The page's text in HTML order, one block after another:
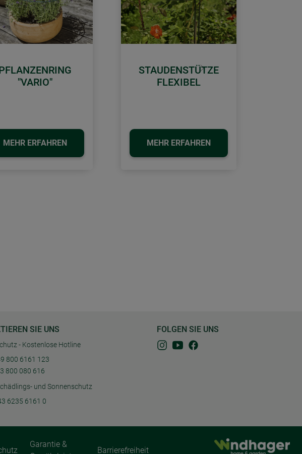
"VARIO"
MEHR ERFAHREN
STAUDENSTÜTZE
FLEXIBEL
MEHR ERFAHREN
Weiter
SIE UNS
- Kostenlose Hotline
800 6161 123
800 080 616
und Sonnenschutz
6235 6161 0
FOLGEN SIE UNS
Garantie &
Barrierefreiheit